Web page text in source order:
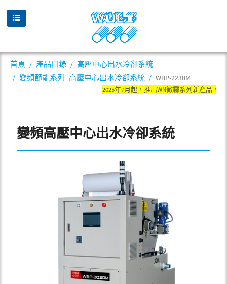
首頁 產品目錄
高壓中心出水冷卻系統
變頻節能系列_高壓中心出水冷卻系統
WBP-2230M
2025年7月起，推出WN微霧系列新產品，舊
變頻高壓中心出水冷卻系統